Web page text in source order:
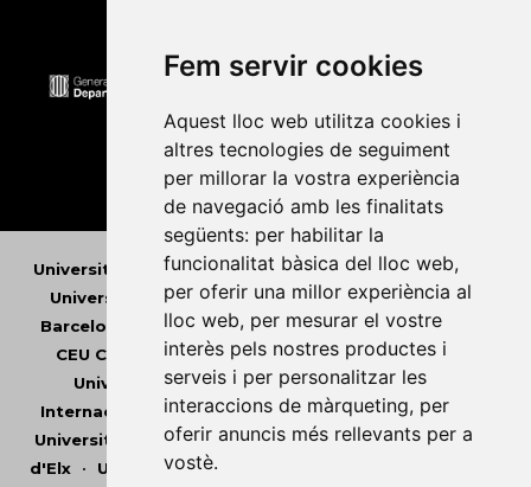
Fem servir cookies
Aquest lloc web utilitza cookies i
altres tecnologies de seguiment
per millorar la vostra experiència
de navegació amb les finalitats
següents: per habilitar la
funcionalitat bàsica del lloc web,
per oferir una millor experiència al
lloc web, per mesurar el vostre
interès pels nostres productes i
serveis i per personalitzar les
interaccions de màrqueting, per
oferir anuncis més rellevants per a
vostè.
Universitat Abat Oliba CEU•Universitat d'Alacant
Universitat d'Andorra •Universitat Autònoma de
Barcelona
Universitat de Barcelona•Universitat
CEU Cardenal Herrera• Universitat de Girona
Universitat de les Illes Balears•Universitat
Internacional de Catalunya • Universitat Jaume I
Universitat de Lleida •Universitat Miguel Hernández
d'Elx• Universitat Oberta de Catalunya